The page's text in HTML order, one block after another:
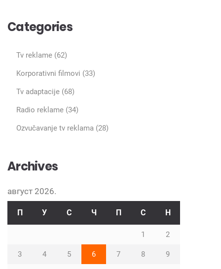
Categories
Tv reklame (62)
Korporativni filmovi (33)
Tv adaptacije (68)
Radio reklame (34)
Ozvučavanje tv reklama (28)
Archives
август 2026.
П У С Ч П С Н
1 2
3 4 5 6 7 8 9